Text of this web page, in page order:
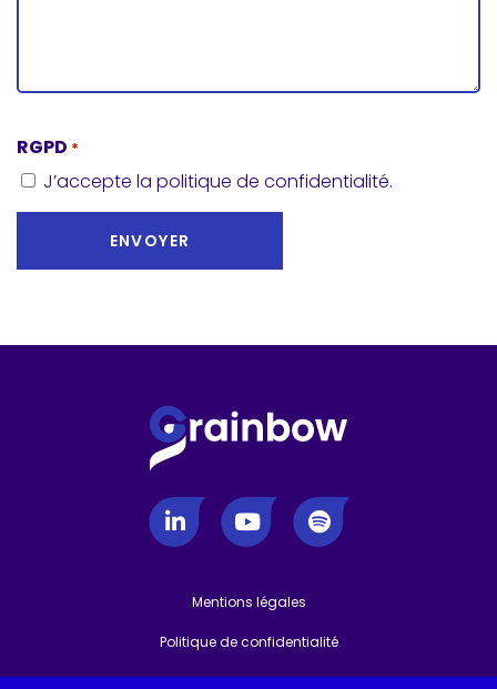
RGPD *
J’accepte la politique de confidentialité.
Mentions légales
Politique de confidentialité
Gestion des cookies